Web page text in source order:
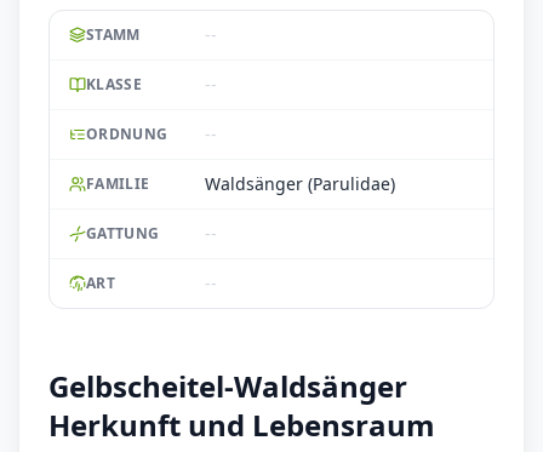
STAMM --
KLASSE --
ORDNUNG --
FAMILIE Waldsänger (Parulidae)
GATTUNG --
ART --
Gelbscheitel-Waldsänger
Herkunft und Lebensraum